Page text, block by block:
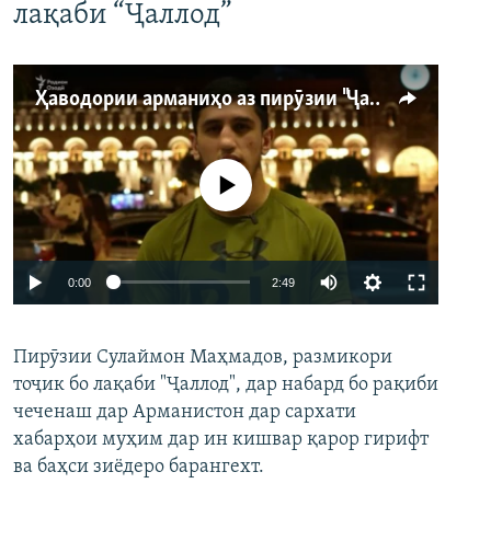
лақаби “Ҷаллод”
Ҳаводории арманиҳо аз пирӯзии "Ҷаллод"-и тоҷик
Auto 240p 360p 480p
720p 1080p
Феълан кор намекунад
0:00 2:49
360p
480p
Пирӯзии Сулаймон Маҳмадов, размикори
тоҷик бо лақаби "Ҷаллод", дар набард бо рақиби
чеченаш дар Арманистон дар сархати
хабарҳои муҳим дар ин кишвар қарор гирифт
ва баҳси зиёдеро барангехт.